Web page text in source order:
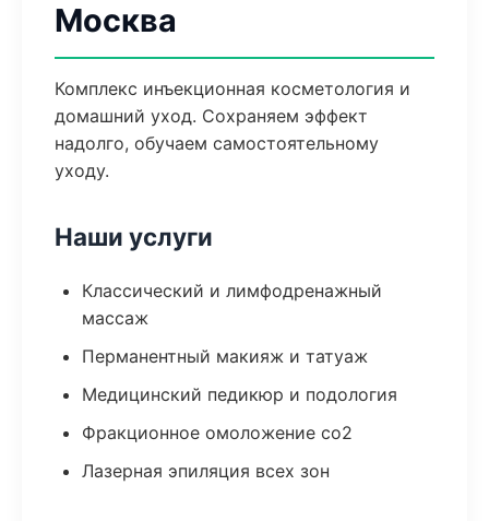
Москва
Комплекс инъекционная косметология и
домашний уход. Сохраняем эффект
надолго, обучаем самостоятельному
уходу.
Наши услуги
Классический и лимфодренажный
массаж
Перманентный макияж и татуаж
Медицинский педикюр и подология
Фракционное омоложение co2
Лазерная эпиляция всех зон